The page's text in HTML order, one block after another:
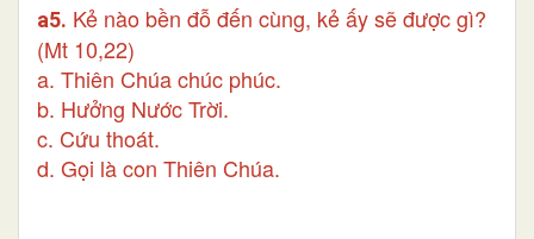
a5. Kẻ nào bền đỗ đến cùng, kẻ ấy sẽ được gì?
(Mt 10,22)
a. Thiên Chúa chúc phúc.
b. Hưởng Nước Trời.
c. Cứu thoát.
d. Gọi là con Thiên Chúa.